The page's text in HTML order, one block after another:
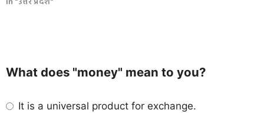
What does "money" mean to you?
It is a universal product for exchange.